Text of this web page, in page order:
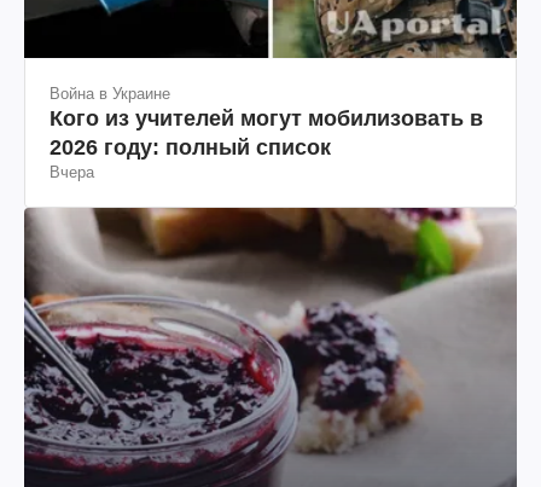
Война в Украине
Кого из учителей могут мобилизовать в
2026 году: полный список
Вчера